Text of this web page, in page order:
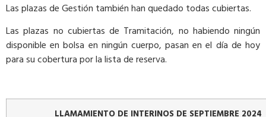
Las plazas de Gestión también han quedado todas cubiertas.
Las plazas no cubiertas de Tramitación, no habiendo ningún
disponible en bolsa en ningún cuerpo, pasan en el día de hoy
para su cobertura por la lista de reserva.